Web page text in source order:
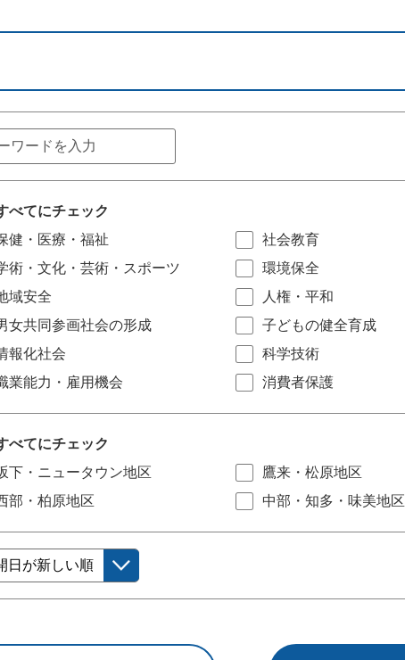
べてにチェック
健・医療・福祉
社会教育
術・文化・芸術・スポーツ
環境保全
域安全
人権・平和
女共同参画社会の形成
子どもの健全育成
報化社会
科学技術
業能力・雇用機会
消費者保護
べてにチェック
下・ニュータウン地区
鷹来・松原地区
部・柏原地区
中部・知多・味美地区